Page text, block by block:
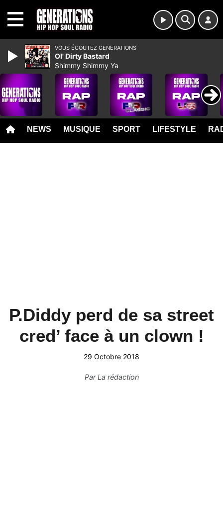
NEWS MUSIQUE SPORT LIFESTYLE
P.Diddy perd de sa street
cred’ face à un clown !
29 Octobre 2018
ParLa rédaction
VOUS ÉCOUTEZ GENERATIONS
Ol' Dirty Bastard
Shimmy Shimmy Ya